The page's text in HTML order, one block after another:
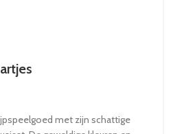
met zijn schattige